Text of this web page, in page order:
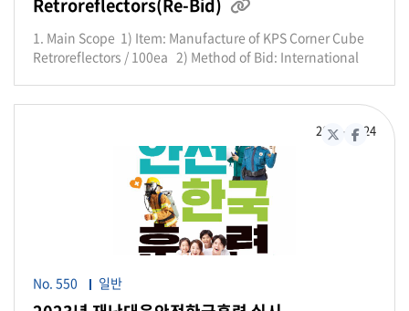
bidding and subsequent contract shall be governed by
please refer to the Item Requirements. 6. Point of Contact
for Bidding 1) Contractual matters: KASI Procurement
Team, SangYi Lee / 2sang22@kasi.re.kr 2) Technical
matters: KASI KVN Group, Taehyun Jung /
고 인터넷서점(www.kyobobook.co.kr), 알라딘
(www.aladin.co.kr), YES24(www.yes24.com) * 검색창에
"천문력" 으로 검색 ㅇ PDF 파일 - 벽걸이형 다운로드 링크:
https://drive.google.com/file/d/1YOs6FSr7km_Bs6dycJf8
0c_vUvkV_fl0/view?usp=drive_link - 탁상형 다운로드 링크:
https://drive.google.com/file/d/1o_hO7FdMKIrA1kD6zro0
KjVV0XB_2Pqf/view?usp=drive_link * 한국천문연구원 홈페
이지-고객참여-발행물-천문력에도 게시 (바로가기) ㅇ AI 파일 -
AI파일 다운로드 링크:
https://drive.google.com/file/d/1itq9s15A426eYA0YYtn8E
PdlHzCGuGn8/view?usp=drive_link ㅇ 컴퓨터용 바탕화면
https://drive.google.com/file/d/1odaNr8dXy18KLjglBTER
vS-nDVMpQI4m/view?usp=drive_link ㅇ 저작권 관련 유의사
항(공공누리 제1유형 적용) - 출처 표시 필요 - 상업적 이용 가능
* 달력면 천문정보에 한해 이용 가능 * '천문력' 명칭으로 전체 사
Retroreflectors(Re-Bid)
1. Main Scope 1) Item: Manufacture of KPS Corner Cube
Retroreflectors / 100ea 2) Method of Bid: International
of Intent and Submission of Proposal 1) Registration of
Intent: submission by signed ‘Letter of Intent’ and ‘Non-
Disclosure Agreement’ / by 30th October, 2023 18:00 in
Korean local time / by e-mail, registered post, courier or
fax ※ Since this project is a security project designated
by the Korean government, the applicant shall submit
NDA that signifies compliance with security
made the Non-Disclosure Agreement with KASI shall
submit only signed Letter of Intent(not need to submit
24
2023-10
No. 550 일반
X(구 트위터)
페이스북